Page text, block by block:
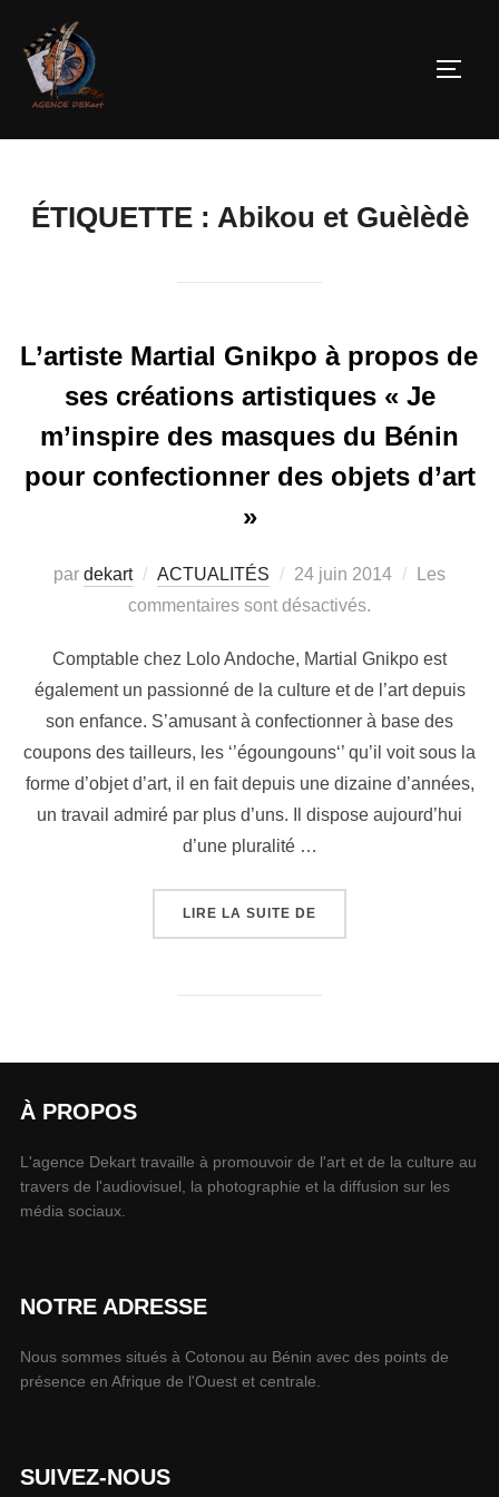
ÉTIQUETTE : Abikou et Guèlèdè
L’artiste Martial Gnikpo à propos de
ses créations artistiques « Je
m’inspire des masques du Bénin
pour confectionner des objets d’art
»
par dekart ACTUALITÉS 24 juin 2014
Les
commentaires sont désactivés.
Comptable chez Lolo Andoche, Martial Gnikpo est
également un passionné de la culture et de l’art depuis
son enfance. S’amusant à confectionner à base des
coupons des tailleurs, les ‘’égoungouns‘’ qu’il voit sous la
forme d’objet d’art, il en fait depuis une dizaine d’années,
un travail admiré par plus d’uns. Il dispose aujourd’hui
d’une pluralité …
LIRE LA SUITE DE
À PROPOS
L'agence Dekart travaille à promouvoir de l'art et de la culture au
travers de l'audiovisuel, la photographie et la diffusion sur les
média sociaux.
NOTRE ADRESSE
Nous sommes situés à Cotonou au Bénin avec des points de
présence en Afrique de l'Ouest et centrale.
SUIVEZ-NOUS